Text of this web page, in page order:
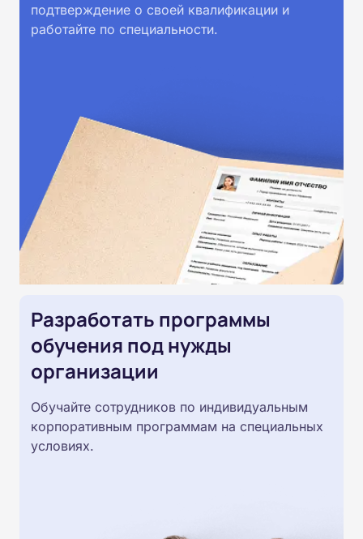
подтверждение о своей квалификации и
работайте по специальности.
Разработать программы
обучения под нужды
организации
Обучайте сотрудников по индивидуальным
корпоративным программам на специальных
условиях.